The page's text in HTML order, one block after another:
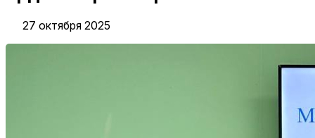
27 октября 2025